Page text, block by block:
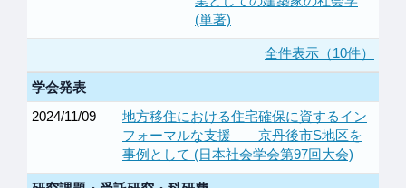
(単著)
全件表示（10件）
学会発表
2024/11/09
地方移住における住宅確保に資するイン
フォーマルな支援——京丹後市S地区を
事例として (日本社会学会第97回大会)